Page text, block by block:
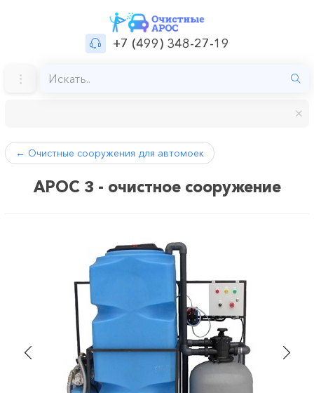
+7 (499) 348-27-19
← Очистные сооружения для автомоек
АРОС 3 - очистное сооружение